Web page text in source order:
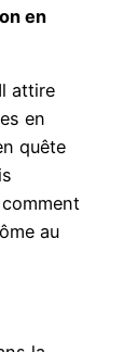
en
attire
en
quête
au